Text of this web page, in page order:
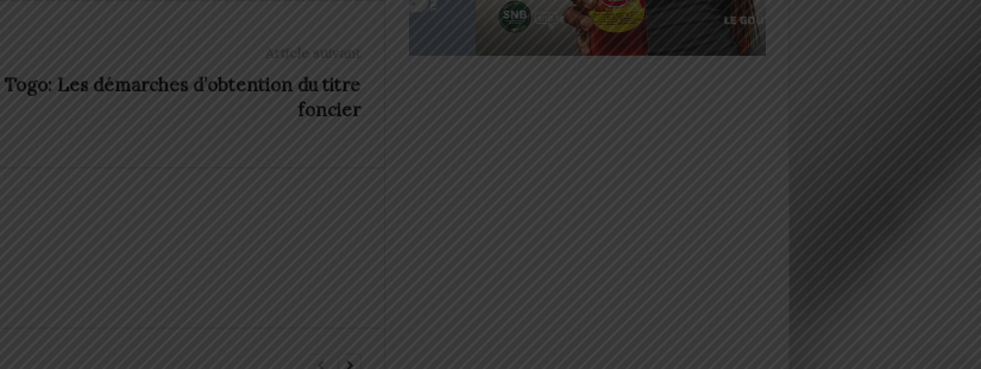
Article suivant
Togo: Les démarches d’obtention du titre
foncier